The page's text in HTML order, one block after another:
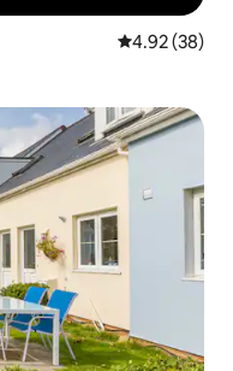
平均评分
4.92 (38)